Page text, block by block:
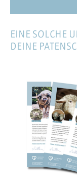
EINE SOLCHE
DEINE